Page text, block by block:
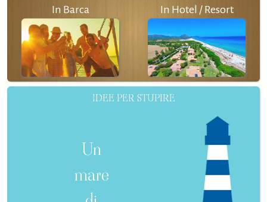
In Barca In Hotel / Resort
IDEE PER STUPIRE
Un
mare